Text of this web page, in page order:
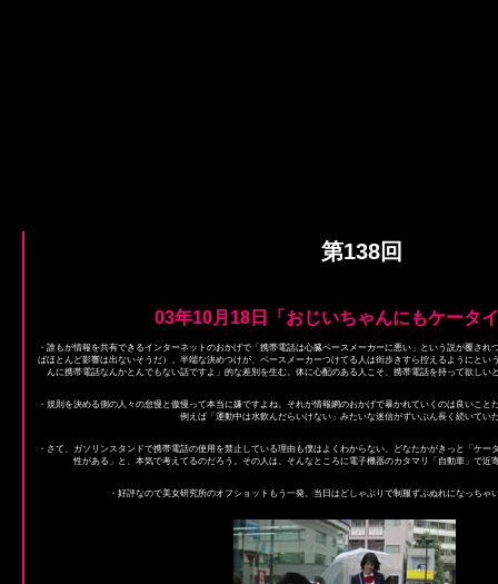
第138回
03年10月18日「おじいちゃんにもケータ
・誰もが情報を共有できるインターネットのおかげで「携帯電話は心臓ペースメーカーに悪い」という説が覆され
ばほとんど影響は出ないそうだ）。半端な決めつけが、ペースメーカーつけてる人は街歩きすら控えるようにとい
んに携帯電話なんかとんでもない話ですよ」的な差別を生む。体に心配のある人こそ、携帯電話を持って欲しい
・規則を決める側の人々の怠慢と傲慢って本当に嫌ですよね。それが情報網のおかげで暴かれていくのは良いこと
例えば「運動中は水飲んだらいけない」みたいな迷信がずいぶん長く続いてい
・さて、ガソリンスタンドで携帯電話の使用を禁止している理由も僕はよくわからない。どなたかがきっと「ケー
性がある」と、本気で考えてるのだろう。その人は、そんなところに電子機器のカタマリ「自動車」で近
・好評なので美女研究所のオフショットもう一発。当日はどしゃぶりで制服ずぶぬれになっちゃ